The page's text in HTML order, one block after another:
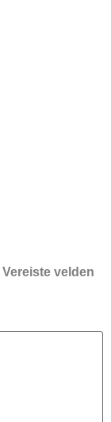
Vereiste velden